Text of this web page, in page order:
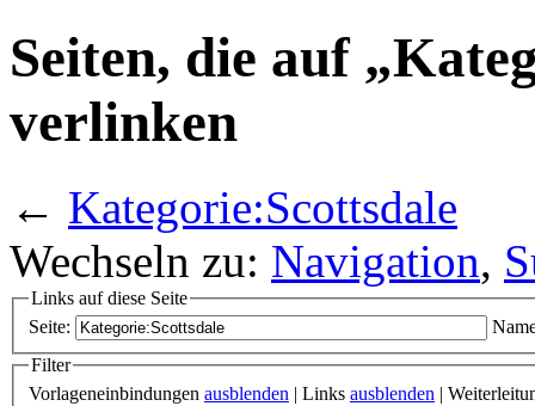
Seiten, die auf
verlinken
← Kategorie:Scottsdale
Wechseln zu: Navigation,
Links auf diese Seite
Seite:
Filter
Vorlageneinbindungen ausblenden | Links ausblenden |